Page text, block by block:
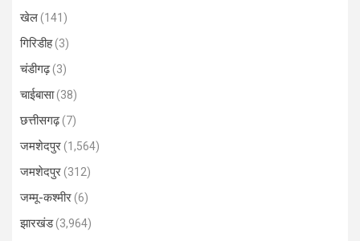
खेल(141)
गिरिडीह(3)
चंडीगढ़(3)
चाईबासा(38)
छत्तीसगढ़(7)
जमशेदपुर(1,564)
जमशेदपुर(312)
जम्मू-कश्मीर(6)
झारखंड(3,964)